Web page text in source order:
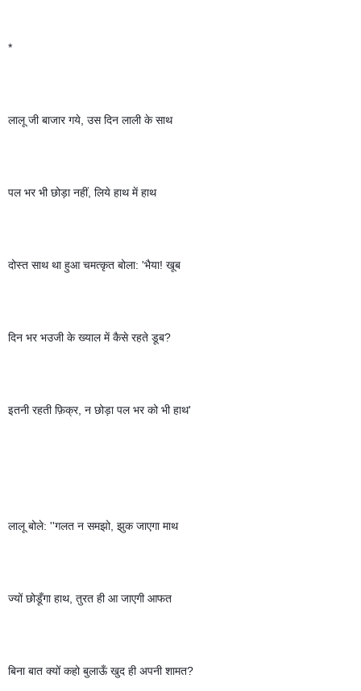
*
लालू जी बाजार गये, उस दिन लाली के साथ
पल भर भी छोड़ा नहीं, लिये हाथ में हाथ
दोस्त साथ था हुआ चमत्कृत बोला: 'भैया! खूब
दिन भर भउजी के ख्याल में कैसे रहते डूब?
इतनी रहती फ़िक्र, न छोड़ा पल भर को भी हाथ'
लालू बोले: ''गलत न समझो, झुक जाएगा माथ
ज्यों छोडूँगा हाथ, तुरत ही आ जाएगी आफत
बिना बात क्यों कहो बुलाऊँ खुद ही अपनी शामत?